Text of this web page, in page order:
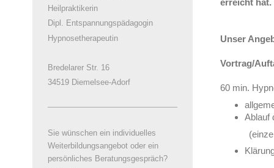
erreicht hat.
Unser
Vortrag/
60 min.
Ablauf
Heilpraktikerin
Dipl. Entspannungspädagogin
Hypnosetherapeutin
Bredelarer Str. 16
34519 Diemelsee-Adorf
Sie wünschen ein individuelles
Weiterbildungsangebot oder ein
persönliches Beratungsgespräch?